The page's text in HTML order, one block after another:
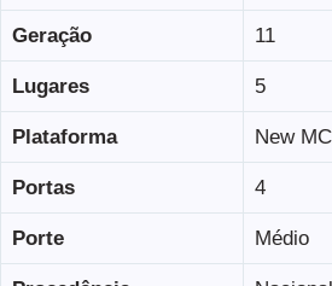
Geração 11
Lugares 5
Plataforma New MC
Portas 4
Porte Médio